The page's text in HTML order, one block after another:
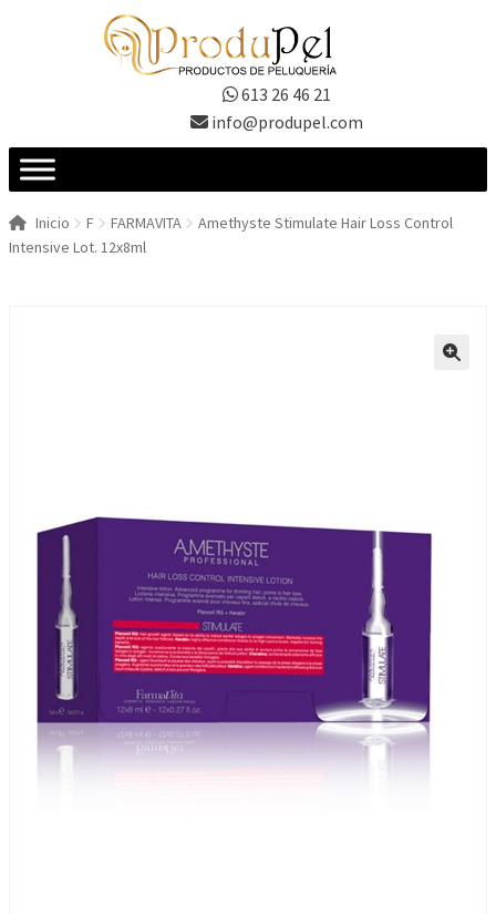
613 26 46 21
info@produpel.com
Inicio F FARMAVITA
Amethyste Stimulate Hair Loss Control
Intensive Lot. 12x8ml